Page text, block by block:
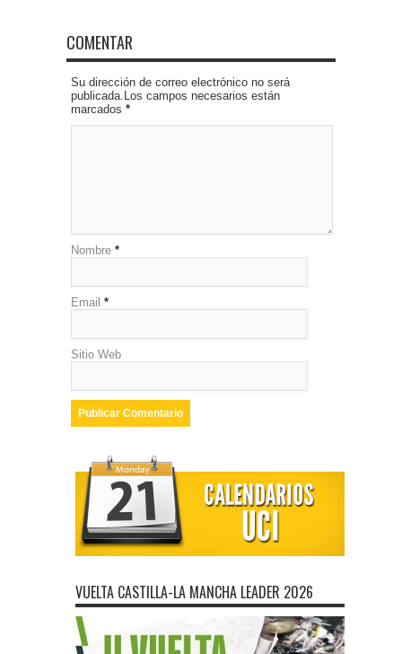
COMENTAR
Su dirección de correo electrónico no será
publicada.Los campos necesarios están
marcados *
Nombre *
Email *
Sitio Web
VUELTA CASTILLA-LA MANCHA LEADER 2026